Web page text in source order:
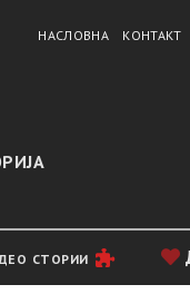
НАСЛОВНА КОНТАКТ
стории